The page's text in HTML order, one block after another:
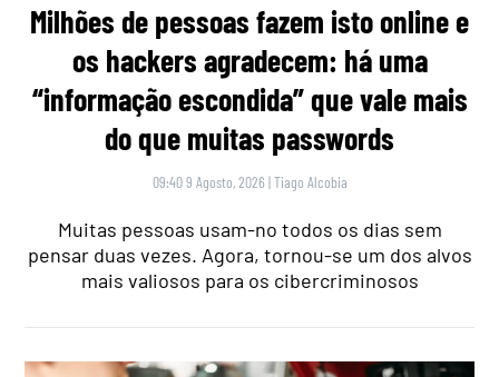
Milhões de pessoas fazem isto online e
os hackers agradecem: há uma
“informação escondida” que vale mais
do que muitas passwords
09:40 9 Agosto, 2026 |Tiago Alcobia
Muitas pessoas usam-no todos os dias sem
pensar duas vezes. Agora, tornou-se um dos alvos
mais valiosos para os cibercriminosos